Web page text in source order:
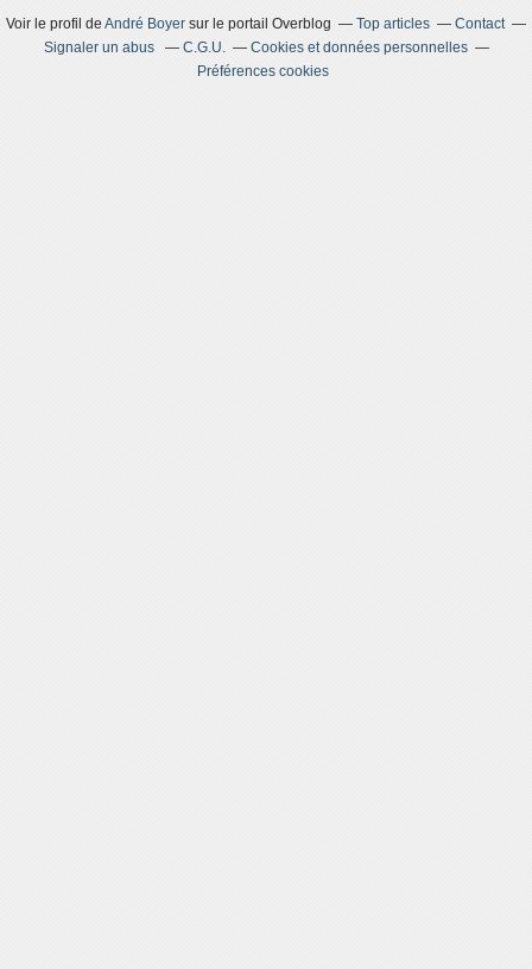
Voir le profil deAndré Boyer sur le portail Overblog Top articles
Contact
Signaler un abus
C.G.U.
Cookies et données personnelles
Préférences cookies